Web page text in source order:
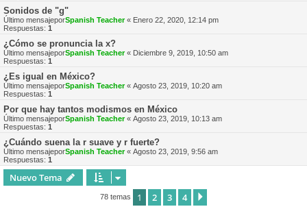
Sonidos de "g"
Último mensajeporSpanish Teacher« Enero 22, 2020, 12:14 pm
Respuestas: 1
¿Cómo se pronuncia la x?
Último mensajeporSpanish Teacher« Diciembre 9, 2019, 10:50 am
Respuestas: 1
¿Es igual en México?
Último mensajeporSpanish Teacher« Agosto 23, 2019, 10:20 am
Respuestas: 1
Por que hay tantos modismos en México
Último mensajeporSpanish Teacher« Agosto 23, 2019, 10:13 am
Respuestas: 1
¿Cuándo suena la r suave y r fuerte?
Último mensajeporSpanish Teacher« Agosto 23, 2019, 9:56 am
Respuestas: 1
Nuevo Tema
78 temas 1 2 3 4